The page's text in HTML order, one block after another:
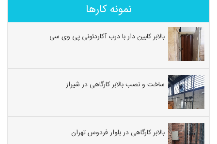
نمونه کارها
بالابر کابین دار با درب آکاردئونی پی وی سی
ساخت و نصب بالابر کارگاهی در شیراز
بالابر کارگاهی در بلوار فردوس تهران